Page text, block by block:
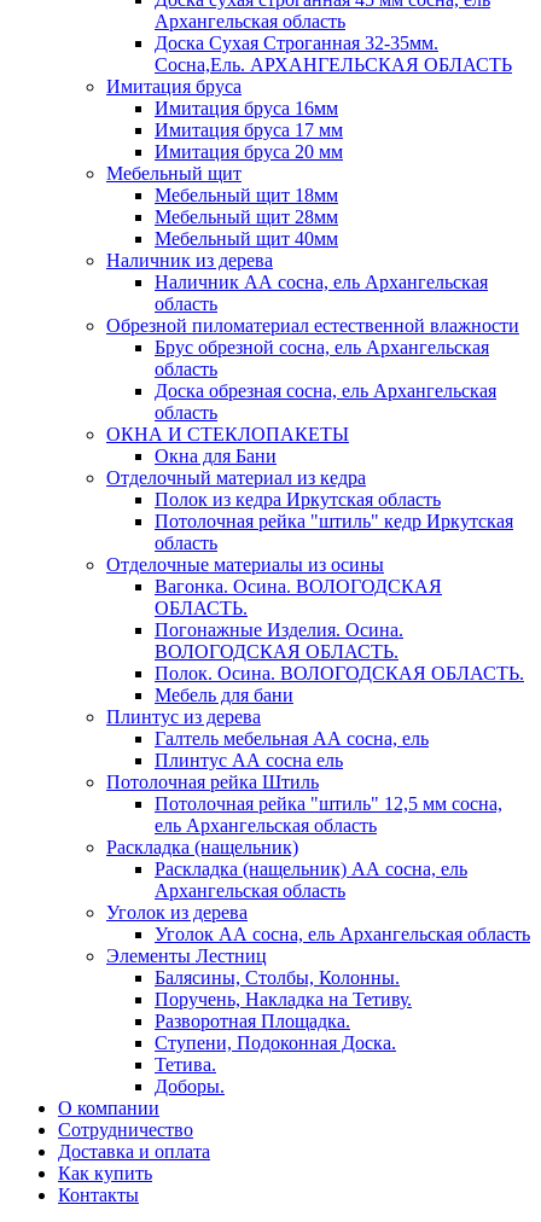
Архангельская область
Доска Сухая Строганная 32-35мм.
Сосна,Ель. АРХАНГЕЛЬСКАЯ ОБЛАСТЬ
Имитация бруса
Имитация бруса 16мм
Имитация бруса 17 мм
Имитация бруса 20 мм
Мебельный щит
Мебельный щит 18мм
Мебельный щит 28мм
Мебельный щит 40мм
Наличник из дерева
Наличник АА сосна, ель Архангельская
область
Обрезной пиломатериал естественной влажности
Брус обрезной сосна, ель Архангельская
область
Доска обрезная сосна, ель Архангельская
область
ОКНА И СТЕКЛОПАКЕТЫ
Окна для Бани
Отделочный материал из кедра
Полок из кедра Иркутская область
Потолочная рейка "штиль" кедр Иркутская
область
Отделочные материалы из осины
Вагонка. Осина. ВОЛОГОДСКАЯ
ОБЛАСТЬ.
Погонажные Изделия. Осина.
ВОЛОГОДСКАЯ ОБЛАСТЬ.
Полок. Осина. ВОЛОГОДСКАЯ ОБЛАСТЬ.
Мебель для бани
Плинтус из дерева
Галтель мебельная АА сосна, ель
Плинтус АА сосна ель
Потолочная рейка Штиль
Потолочная рейка "штиль" 12,5 мм сосна,
ель Архангельская область
Раскладка (нащельник)
Раскладка (нащельник) АА сосна, ель
Архангельская область
Уголок из дерева
Уголок АА сосна, ель Архангельская область
Элементы Лестниц
Балясины, Столбы, Колонны.
Поручень, Накладка на Тетиву.
Разворотная Площадка.
Ступени, Подоконная Доска.
Тетива.
Доборы.
О компании
Сотрудничество
Доставка и оплата
Как купить
Контакты